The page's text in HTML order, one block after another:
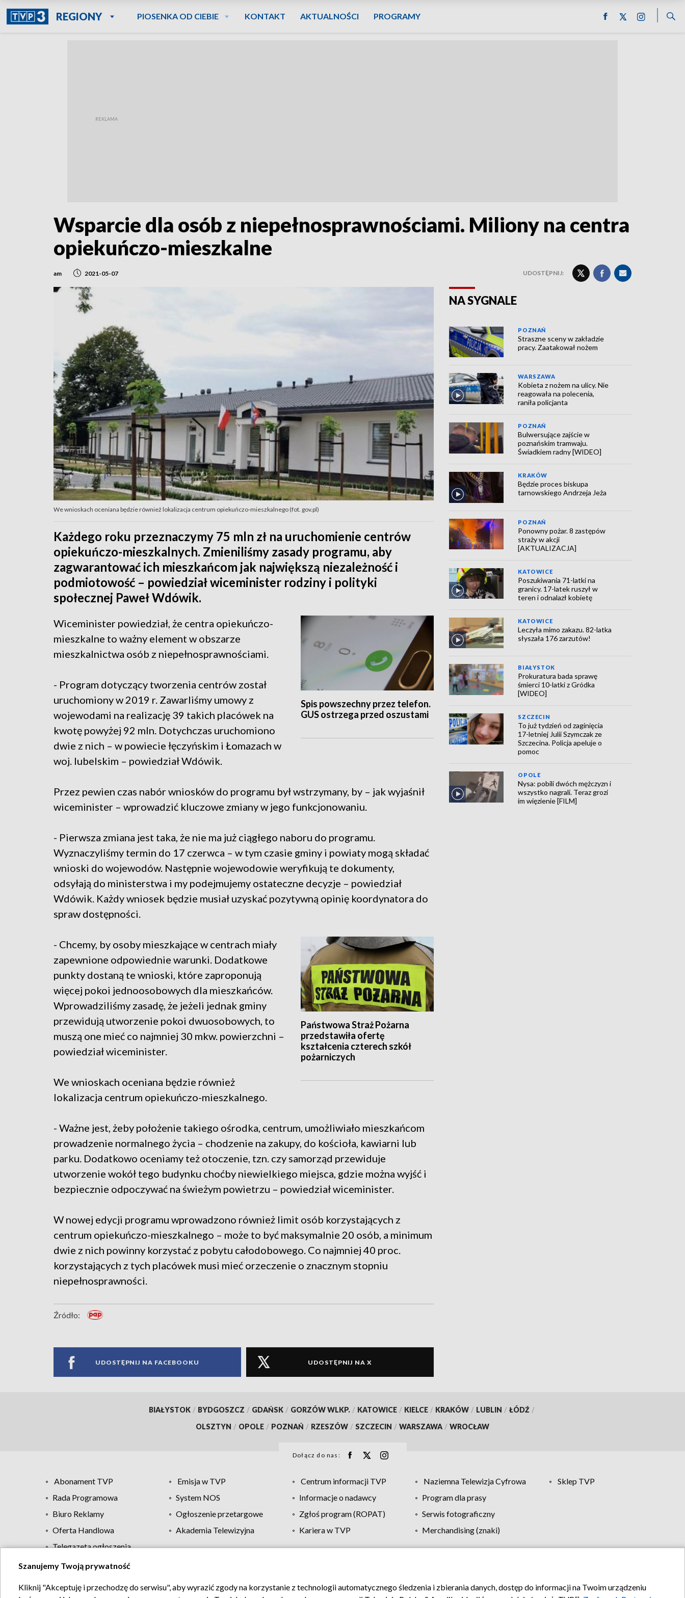
REGIONY PIOSENKA OD CIEBIE KONTAKT AKTUALNOŚCI PROGRAMY
Wsparcie dla osób z niepełnosprawnościami. Miliony na centra
opiekuńczo-mieszkalne
am 2021-05-07 UDOSTĘPNIJ:
We wnioskach oceniana będzie również lokalizacja centrum opiekuńczo-mieszkalnego (fot. gov.pl)
Każdego roku przeznaczymy 75 mln zł na uruchomienie centrów
opiekuńczo-mieszkalnych. Zmieniliśmy zasady programu, aby
zagwarantować ich mieszkańcom jak największą niezależność i
podmiotowość – powiedział wiceminister rodziny i polityki
społecznej Paweł Wdówik.
Spis powszechny przez telefon.
GUS ostrzega przed oszustami
Wiceminister powiedział, że centra opiekuńczo-
mieszkalne to ważny element w obszarze
mieszkalnictwa osób z niepełnosprawnościami.
- Program dotyczący tworzenia centrów został
uruchomiony w 2019 r. Zawarliśmy umowy z
wojewodami na realizację 39 takich placówek na
kwotę powyżej 92 mln. Dotychczas uruchomiono
dwie z nich – w powiecie łęczyńskim i Łomazach w
woj. lubelskim – powiedział Wdówik.
Przez pewien czas nabór wniosków do programu był wstrzymany, by – jak wyjaśnił
wiceminister – wprowadzić kluczowe zmiany w jego funkcjonowaniu.
- Pierwsza zmiana jest taka, że nie ma już ciągłego naboru do programu.
Wyznaczyliśmy termin do 17 czerwca – w tym czasie gminy i powiaty mogą składać
wnioski do wojewodów. Następnie wojewodowie weryfikują te dokumenty,
odsyłają do ministerstwa i my podejmujemy ostateczne decyzje – powiedział
Wdówik. Każdy wniosek będzie musiał uzyskać pozytywną opinię koordynatora do
spraw dostępności.
Państwowa Straż Pożarna
przedstawiła ofertę
kształcenia czterech szkół
pożarniczych
- Chcemy, by osoby mieszkające w centrach miały
zapewnione odpowiednie warunki. Dodatkowe
punkty dostaną te wnioski, które zaproponują
więcej pokoi jednoosobowych dla mieszkańców.
Wprowadziliśmy zasadę, że jeżeli jednak gminy
przewidują utworzenie pokoi dwuosobowych, to
muszą one mieć co najmniej 30 mkw. powierzchni –
powiedział wiceminister.
We wnioskach oceniana będzie również
lokalizacja centrum opiekuńczo-mieszkalnego.
- Ważne jest, żeby położenie takiego ośrodka, centrum, umożliwiało mieszkańcom
prowadzenie normalnego życia – chodzenie na zakupy, do kościoła, kawiarni lub
parku. Dodatkowo oceniamy też otoczenie, tzn. czy samorząd przewiduje
utworzenie wokół tego budynku choćby niewielkiego miejsca, gdzie można wyjść i
bezpiecznie odpoczywać na świeżym powietrzu – powiedział wiceminister.
W nowej edycji programu wprowadzono również limit osób korzystających z
centrum opiekuńczo-mieszkalnego – może to być maksymalnie 20 osób, a minimum
dwie z nich powinny korzystać z pobytu całodobowego. Co najmniej 40 proc.
korzystających z tych placówek musi mieć orzeczenie o znacznym stopniu
niepełnosprawności.
Źródło:
UDOSTĘPNIJ NA FACEBOOKU UDOSTĘPNIJ NA X
NA SYGNALE
POZNAŃ
Straszne sceny w zakładzie
pracy. Zaatakował nożem
WARSZAWA
Kobieta z nożem na ulicy. Nie
reagowała na polecenia,
raniła policjanta
POZNAŃ
Bulwersujące zajście w
poznańskim tramwaju.
Świadkiem radny [WIDEO]
KRAKÓW
Będzie proces biskupa
tarnowskiego Andrzeja Jeża
POZNAŃ
Ponowny pożar. 8 zastępów
straży w akcji
[AKTUALIZACJA]
KATOWICE
Poszukiwania 71-latki na
granicy. 17-latek ruszył w
teren i odnalazł kobietę
KATOWICE
Leczyła mimo zakazu. 82-latka
słyszała 176 zarzutów!
BIAŁYSTOK
Prokuratura bada sprawę
śmierci 10-latki z Gródka
[WIDEO]
SZCZECIN
To już tydzień od zaginięcia
17-letniej Julii Szymczak ze
Szczecina. Policja apeluje o
pomoc
OPOLE
Nysa: pobili dwóch mężczyzn i
wszystko nagrali. Teraz grozi
im więzienie [FILM]
BIAŁYSTOK / BYDGOSZCZ / GDAŃSK / GORZÓW WLKP. / KATOWICE / KIELCE / KRAKÓW / LUBLIN / ŁÓDŹ /
OLSZTYN / OPOLE / POZNAŃ / RZESZÓW / SZCZECIN / WARSZAWA / WROCŁAW
Dołącz do nas:
Abonament TVP Emisja w TVP Centrum informacji TVP Naziemna Telewizja Cyfrowa
Sklep TVP
Rada Programowa
System NOS Informacje o nadawcy
Program dla prasy
Biuro Reklamy
Ogłoszenie przetargowe Zgłoś program (ROPAT)
Serwis fotograficzny
Oferta Handlowa
Akademia Telewizyjna Kariera w TVP
Merchandising (znaki)
Telegazeta ogłoszenia
Regulamin TVP Polityka prywatności Moje zgody Pomoc Biuro reklamy Kontakt
Szanujemy Twoją prywatność
Kliknij "Akceptuję i przechodzę do serwisu", aby wyrazić zgody na korzystanie z technologii automatycznego śledzenia i zbierania danych, dostęp do informacji na Twoim urządzeniu